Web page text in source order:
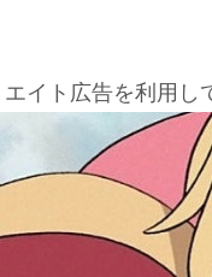
イト広告を利用し